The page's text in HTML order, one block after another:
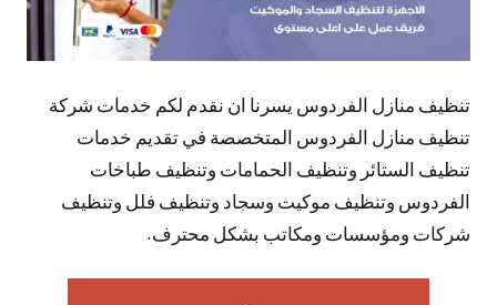
تنظيف منازل الفردوس يسرنا ان نقدم لكم خدمات شركة
تنظيف منازل الفردوس المتخصصة في تقديم خدمات
تنظيف الستائر وتنظيف الحمامات وتنظيف طباخات
الفردوس وتنظيف موكيت وسجاد وتنظيف فلل وتنظيف
شركات ومؤسسات ومكاتب بشكل محترف.